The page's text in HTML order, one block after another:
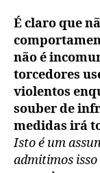
É claro que
não é
torcedores
violentos
souber de
medidas irá
Isto é um
admitimos